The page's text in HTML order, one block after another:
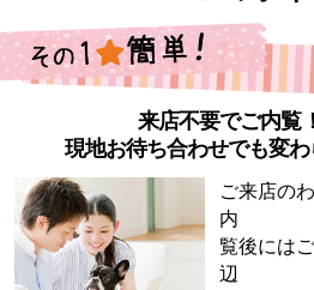
来店不要でご内覧
現地お待ち合わせでも変わ
ご来店の
内
覧後には
辺